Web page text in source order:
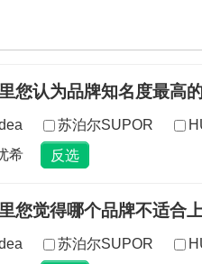
您认为品牌知名度最高
苏泊尔SUPOR
希
您觉得哪个品牌不适合
苏泊尔SUPOR